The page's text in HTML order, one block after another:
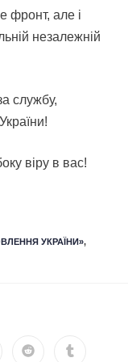
фронт, але і
незалежній
службу,
віру в вас!
УКРАЇНИ»,